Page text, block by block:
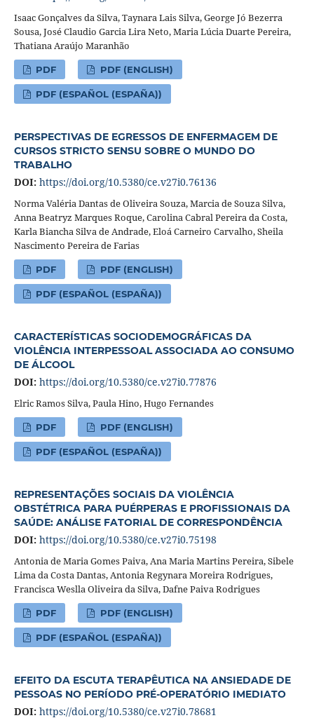
Isaac Gonçalves da Silva, Taynara Lais Silva, George Jó Bezerra
Sousa, José Claudio Garcia Lira Neto, Maria Lúcia Duarte Pereira,
Thatiana Araújo Maranhão
PDF PDF (ENGLISH)
PDF (ESPAÑOL (ESPAÑA))
PERSPECTIVAS DE EGRESSOS DE ENFERMAGEM DE
CURSOS STRICTO SENSU SOBRE O MUNDO DO
TRABALHO
DOI: https://doi.org/10.5380/ce.v27i0.76136
Norma Valéria Dantas de Oliveira Souza, Marcia de Souza Silva,
Anna Beatryz Marques Roque, Carolina Cabral Pereira da Costa,
Karla Biancha Silva de Andrade, Eloá Carneiro Carvalho, Sheila
Nascimento Pereira de Farias
PDF PDF (ENGLISH)
PDF (ESPAÑOL (ESPAÑA))
CARACTERÍSTICAS SOCIODEMOGRÁFICAS DA
VIOLÊNCIA INTERPESSOAL ASSOCIADA AO CONSUMO
DE ÁLCOOL
DOI: https://doi.org/10.5380/ce.v27i0.77876
Elric Ramos Silva, Paula Hino, Hugo Fernandes
PDF PDF (ENGLISH)
PDF (ESPAÑOL (ESPAÑA))
REPRESENTAÇÕES SOCIAIS DA VIOLÊNCIA
OBSTÉTRICA PARA PUÉRPERAS E PROFISSIONAIS DA
SAÚDE: ANÁLISE FATORIAL DE CORRESPONDÊNCIA
DOI: https://doi.org/10.5380/ce.v27i0.75198
Antonia de Maria Gomes Paiva, Ana Maria Martins Pereira, Sibele
Lima da Costa Dantas, Antonia Regynara Moreira Rodrigues,
Francisca Weslla Oliveira da Silva, Dafne Paiva Rodrigues
PDF PDF (ENGLISH)
PDF (ESPAÑOL (ESPAÑA))
EFEITO DA ESCUTA TERAPÊUTICA NA ANSIEDADE DE
PESSOAS NO PERÍODO PRÉ-OPERATÓRIO IMEDIATO
DOI: https://doi.org/10.5380/ce.v27i0.78681